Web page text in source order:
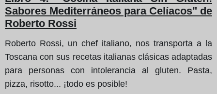
Sabores Mediterráneos para Celíacos" de
Roberto Rossi
Roberto Rossi, un chef italiano, nos transporta a la
Toscana con sus recetas italianas clásicas adaptadas
para personas con intolerancia al gluten. Pasta,
pizza, risotto... ¡todo es posible!